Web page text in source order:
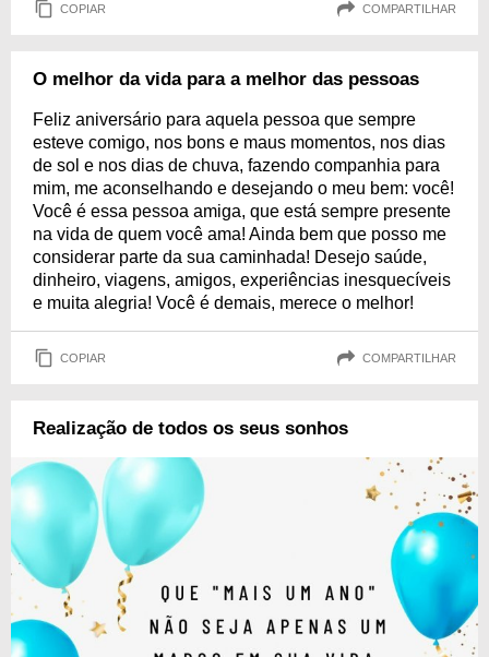
COPIAR COMPARTILHAR
O melhor da vida para a melhor das pessoas
Feliz aniversário para aquela pessoa que sempre
esteve comigo, nos bons e maus momentos, nos dias
de sol e nos dias de chuva, fazendo companhia para
mim, me aconselhando e desejando o meu bem: você!
Você é essa pessoa amiga, que está sempre presente
na vida de quem você ama! Ainda bem que posso me
considerar parte da sua caminhada! Desejo saúde,
dinheiro, viagens, amigos, experiências inesquecíveis
e muita alegria! Você é demais, merece o melhor!
COPIAR COMPARTILHAR
Realização de todos os seus sonhos